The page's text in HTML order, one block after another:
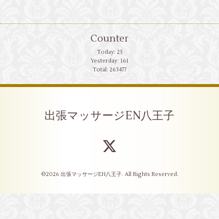
Counter
Today: 25
Yesterday: 161
Total: 263477
出張マッサージEN八王子
©2026 出張マッサージEN八王子. All Rights Reserved.